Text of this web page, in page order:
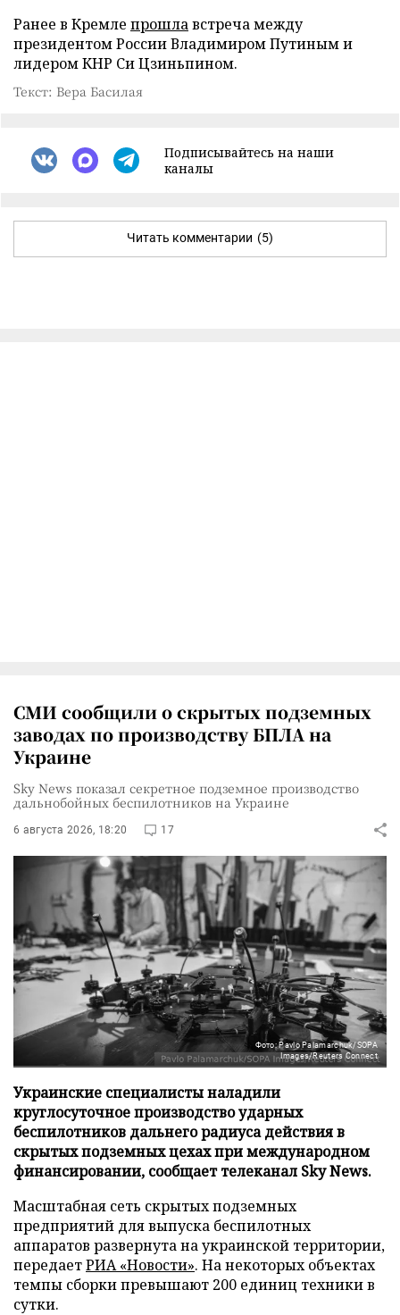
Ранее в Кремле прошлавстреча между
президентом России Владимиром Путиным и
лидером КНР Си Цзиньпином.
Текст: Вера Басилая
Подписывайтесь на наши
каналы
Читать комментарии (5)
СМИ сообщили о скрытых подземных
заводах по производству БПЛА на
Украине
Sky News показал секретное подземное производство
дальнобойных беспилотников на Украине
6 августа 2026, 18:20 17
Фото: Pavlo Palamarchuk/SOPA
Images/Reuters Connect
Украинские специалисты наладили
круглосуточное производство ударных
беспилотников дальнего радиуса действия в
скрытых подземных цехах при международном
финансировании, сообщает телеканал Sky News.
Масштабная сеть скрытых подземных
предприятий для выпуска беспилотных
аппаратов развернута на украинской территории,
передаетРИА «Новости». На некоторых объектах
темпы сборки превышают 200 единиц техники в
сутки.